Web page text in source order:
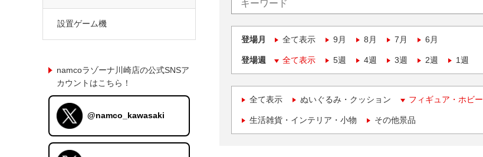
登場月 全て表示 9月 8月 7月 6月
登場週 全て表示 5週 4週 3週 2週 1週
全て表示 ぬいぐるみ・クッション フィギュア・ホビー
生活雑貨・インテリア・小物 その他景品
設置ゲーム機
namcoラゾーナ川崎店の公式SNSア
カウントはこちら！
@namco_kawasaki